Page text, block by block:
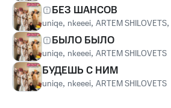
БЕЗ ШАНСОВ
uniqe, nkeeei, ARTEM SHILOVETS,
БЫЛО БЫЛО
uniqe, nkeeei, ARTEM SHILOVETS
БУДЕШЬ С НИМ
uniqe, nkeeei, ARTEM SHILOVETS